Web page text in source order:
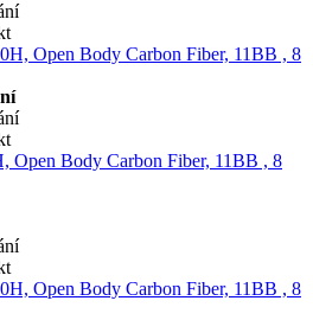
Open Body Carbon Fiber, 11BB , 8